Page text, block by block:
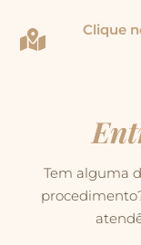
Clique
Tem alguma